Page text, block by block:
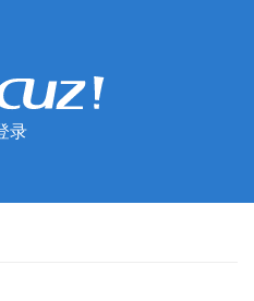
录